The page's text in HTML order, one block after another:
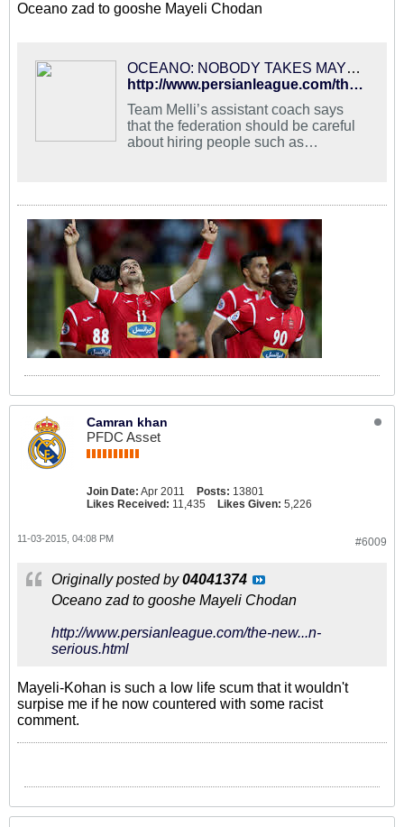
Oceano zad to gooshe Mayeli Chodan
OCEANO: NOBODY TAKES MAYELI KOHAN SERIOUS - PersianLeague.Com (Iran Football League)
http://www.persianleague.com/the-news/1-latest-news/9850-oceano-nobody-takes-mayeli-kohan-serious.html
Team Melli’s assistant coach says
that the federation should be careful
about hiring people such as
Camran khan
PFDC Asset
Join Date: Apr 2011 Posts: 13801
Likes Received: 11,435 Likes Given: 5,226
#6009
11-03-2015, 04:08 PM
Originally posted by04041374
Oceano zad to gooshe Mayeli Chodan
http://www.persianleague.com/the-new...n-
serious.html
Mayeli-Kohan is such a low life scum that it wouldn't
surpise me if he now countered with some racist
comment.